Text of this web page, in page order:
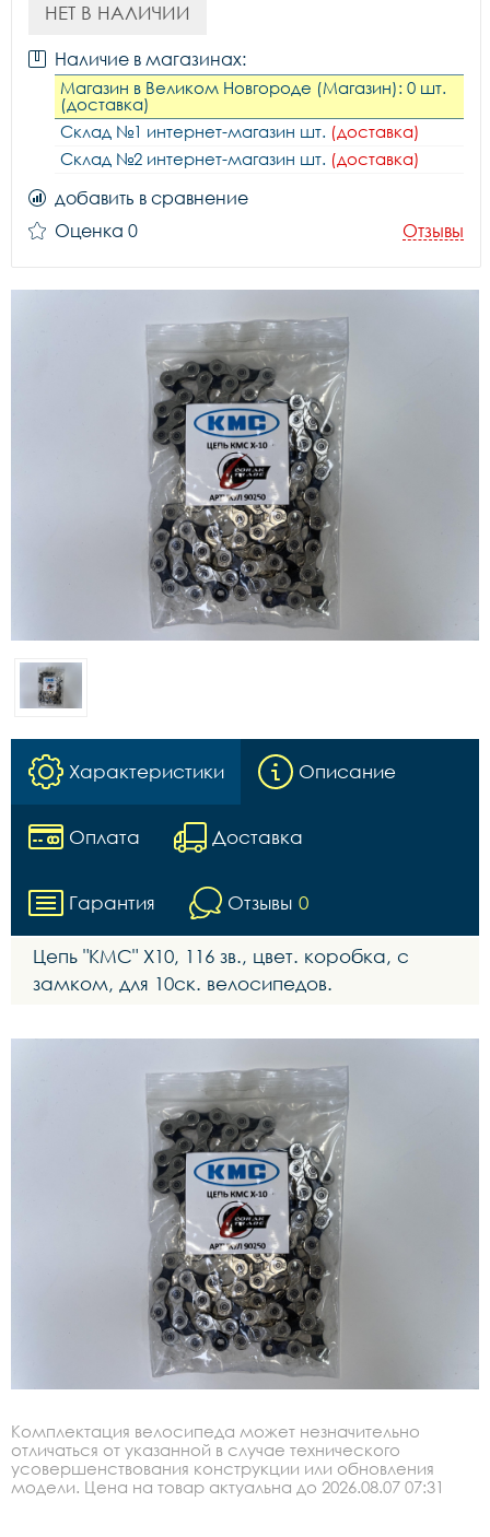
НЕТ В НАЛИЧИИ
Наличие в магазинах:
Магазин в Великом Новгороде (Магазин): 0 шт.
(доставка)
Склад №1 интернет-магазин шт. (доставка)
Склад №2 интернет-магазин шт. (доставка)
добавить в сравнение
Оценка 0
Отзывы
Характеристики Описание
Оплата Доставка
Гарантия Отзывы 0
Цепь "KMC" Х10, 116 зв., цвет. коробка, с
замком, для 10ск. велосипедов.
Комплектация велосипеда может незначительно
отличаться от указанной в случае технического
усовершенствования конструкции или обновления
модели. Цена на товар актуальна до 2026.08.07 07:31